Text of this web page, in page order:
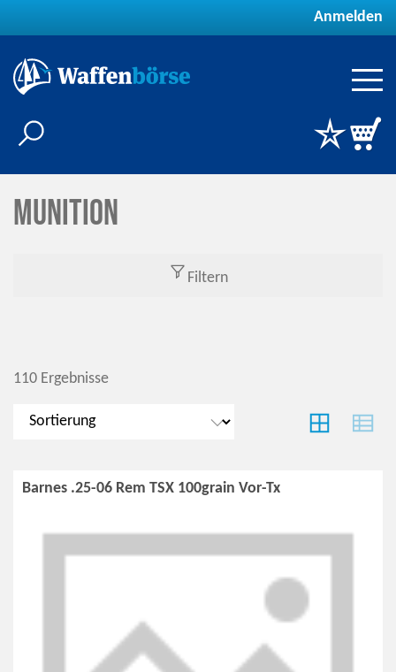
Anmelden
Munition
Filtern
110 Ergebnisse
Barnes .25-06 Rem TSX 100grain Vor-Tx